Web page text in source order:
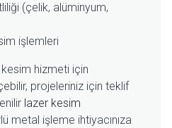
(çelik, alüminyum,
işlemleri
hizmeti için
projeleriniz için teklif
lazer kesim
metal işleme ihtiyacınıza